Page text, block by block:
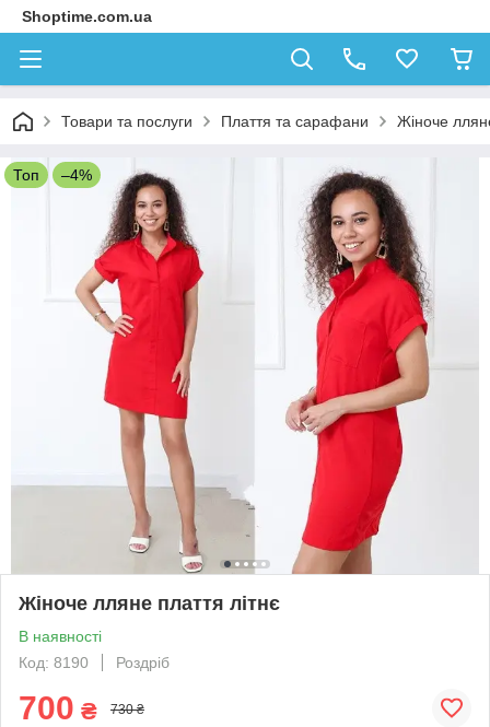
Shoptime.com.ua
Товари та послуги Плаття та сарафани Жіноче
Топ –4%
Жіноче лляне плаття літнє
В наявності
Код: 8190
Роздріб
700 ₴ 730 ₴